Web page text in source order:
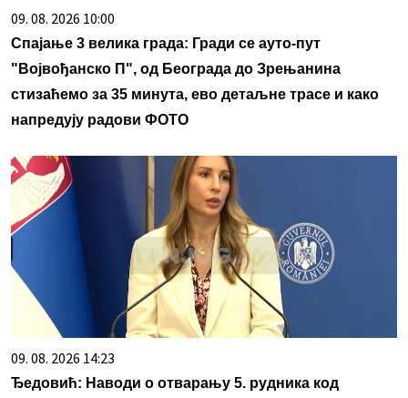
09. 08. 2026 10:00
Спајање 3 велика града: Гради се ауто-пут
"Војвођанско П", од Београда до Зрењанина
стизаћемо за 35 минута, ево детаљне трасе и како
напредују радови ФОТО
09. 08. 2026 14:23
Ђедовић: Наводи о отварању 5. рудника код